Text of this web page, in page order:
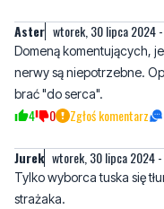
Aster wtorek, 30 lipca 2024
Domeną komentujących,
nerwy są niepotrzebne.
brać "do serca".
4 0 Zgłoś komentarz
Jurek wtorek, 30 lipca 2024
Tylko wyborca tuska się
strażaka.